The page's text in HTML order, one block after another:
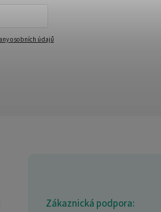
Zákaznická podpora:
osobních údajů